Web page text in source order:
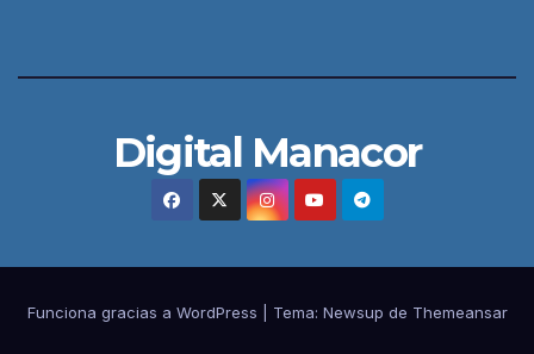
Digital Manacor
Funciona gracias a WordPress Tema: Newsup de Themeansar